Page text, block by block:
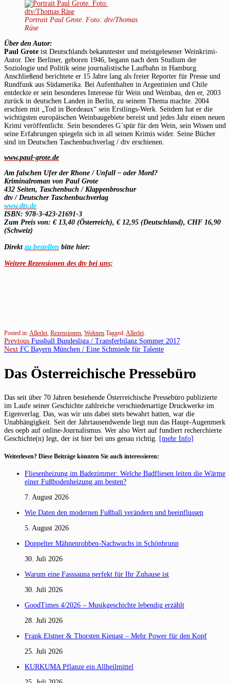
Portrait Paul Grote. Foto: dtv/Thomas
Räse
Über den Autor:
Paul Grote ist Deutschlands bekanntester und meistgelesener Weinkrimi-
Autor. Der Berliner, geboren 1946, begann nach dem Studium der
Soziologie und Politik seine journalistische Laufbahn in Hamburg.
Anschließend berichtete er 15 Jahre lang als freier Reporter für Presse und
Rundfunk aus Südamerika. Bei Aufenthalten in Argentinien und Chile
entdeckte er sein besonderes Interesse für Wein und Weinbau, den er, 2003
zurück in deutschen Landen in Berlin, zu seinem Thema machte. 2004
erschien mit „Tod in Bordeaux“ sein Erstlings-Werk. Seitdem hat er die
wichtigsten europäischen Weinbaugebiete bereist und jedes Jahr einen neuen
Krimi veröffentlicht. Sein besonderes G´spür für den Wein, sein Wissen und
seine Erfahrungen spiegeln sich in all seinen Krimis wider. Seine Bücher
sind im Deutschen Taschenbuchverlag / dtv erschienen.
www.paul-grote.de
Am falschen Ufer der Rhone / Unfall – oder Mord?
Kriminalroman von Paul Grote
432 Seiten, Taschenbuch / Klappenbroschur
dtv / Deutscher Taschenbuchverlag
www.dtv.de
ISBN: 978-3-423-21691-3
Zum Preis von: € 13,40 (Österreich), € 12,95 (Deutschland), CHF 16,90
(Schweiz)
Direkt zu bestellen bitte hier:
Weitere Rezensionen des dtv bei uns;
Posted in: Allerlei Rezensionen Wohnen Tagged: Allerlei
Beitragsnavigation
Previous Previous
post:
Fussball Bundesliga / Transferbilanz Sommer 2017
Next Next
FC Bayern München / Eine Schmiede für Talente
Das Österreichische Pressebüro
Das seit über 70 Jahren bestehende Österreichische Pressebüro publizierte
im Laufe seiner Geschichte zahlreiche verschiedenartige Druckwerke im
Eigenverlag. Das, was wir uns dabei stets bewahrt hatten, war die
Unabhängigkeit. Seit der Jahrtausendwende liegt nun das Haupt-Augenmerk
des oepb auf online-Journalismus. Wer also Wert auf fundiert recherchierte
Geschichte(n) legt, der ist hier bei uns genau richtig. [mehr Info]
Weiterlesen? Diese Beiträge könnten Sie auch interessieren:
Fliesenheizung im Badezimmer: Welche Badfliesen leiten die Wärme
einer Fußbodenheizung am besten?
7. August 2026
Wie Daten den modernen Fußball verändern und beeinflussen
5. August 2026
Doppelter Mähnenrobben-Nachwuchs in Schönbrunn
30. Juli 2026
Warum eine Fasssauna perfekt für Ihr Zuhause ist
30. Juli 2026
GoodTimes 4/2026 – Musikgeschichte lebendig erzählt
28. Juli 2026
Frank Elstner & Thorsten Kienast – Mehr Power für den Kopf
25. Juli 2026
KURKUMA Pflanze ein Allheilmittel